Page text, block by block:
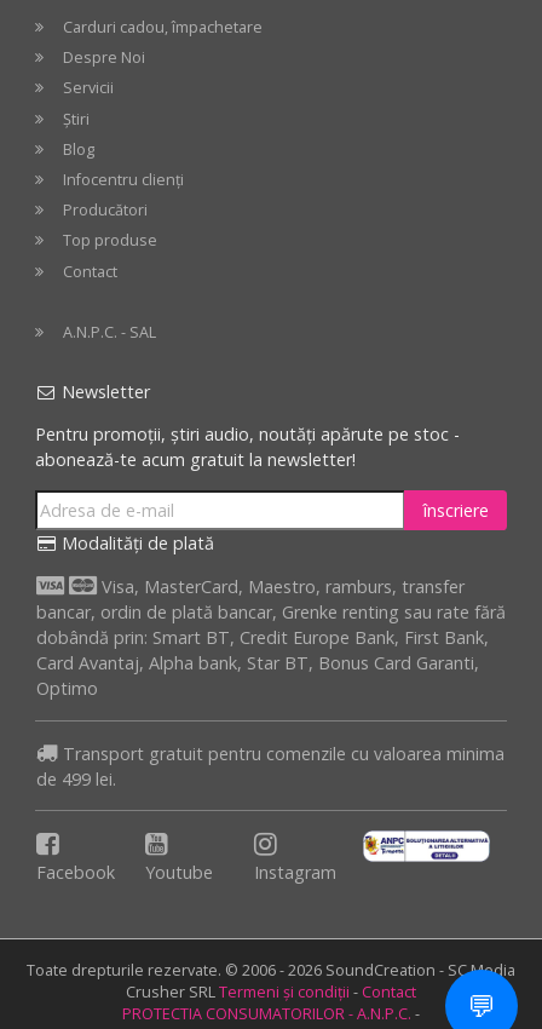
Carduri cadou, împachetare
Despre Noi
Servicii
Știri
Blog
Infocentru clienți
Producători
Top produse
Contact
A.N.P.C. - SAL
Newsletter
Pentru promoții, știri audio, noutăți apărute pe stoc -
abonează-te acum gratuit la newsletter!
înscriere
Modalități de plată
Visa, MasterCard, Maestro, ramburs, transfer
bancar, ordin de plată bancar, Grenke renting sau rate fără
dobândă prin: Smart BT, Credit Europe Bank, First Bank,
Card Avantaj, Alpha bank, Star BT, Bonus Card Garanti,
Optimo
Transport gratuit pentru comenzile cu valoarea minima
de 499 lei.
Facebook Youtube Instagram
Toate drepturile rezervate. © 2006 - 2026 SoundCreation - SC Media
Crusher SRLTermeni și condiții - Contact
PROTECTIA CONSUMATORILOR - A.N.P.C. -
💬